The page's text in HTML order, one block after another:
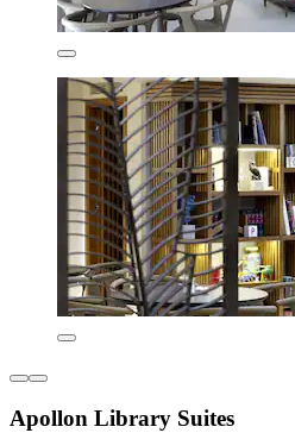
Apollon Library Suites